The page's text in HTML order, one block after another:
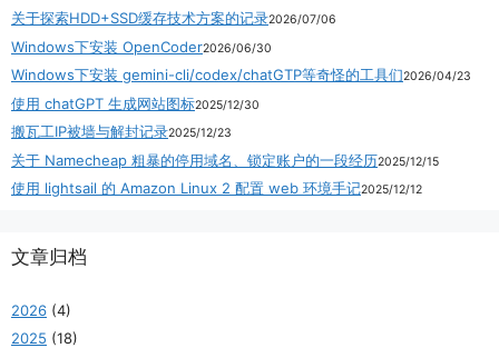
关于探索HDD+SSD缓存技术方案的记录2026/07/06
Windows下安装 OpenCoder2026/06/30
Windows下安装 gemini-cli/codex/chatGTP等奇怪的工具们2026/04/23
使用 chatGPT 生成网站图标2025/12/30
搬瓦工IP被墙与解封记录2025/12/23
关于 Namecheap 粗暴的停用域名、锁定账户的一段经历2025/12/15
使用 lightsail 的 Amazon Linux 2 配置 web 环境手记2025/12/12
文章归档
2026 (4)
2025 (18)